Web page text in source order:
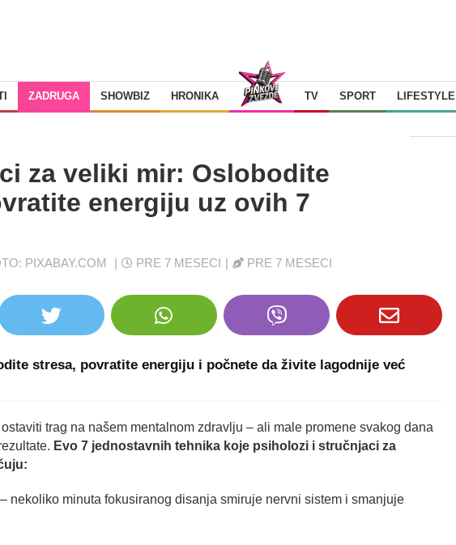
ZADRUGA SHOWBIZ HRONIKA TV SPORT LIFESTYLE
za veliki mir: Oslobodite
energiju uz ovih 7
PIXABAY.COM | PRE 7 MESECI | PRE 7 MESECI
stresa, povratite energiju i počnete da živite lagodnije već
trag na našem mentalnom zdravlju – ali male promene svakog dana
Evo 7 jednostavnih tehnika koje psiholozi i stručnjaci za
– nekoliko minuta fokusiranog disanja smiruje nervni sistem i smanjuje